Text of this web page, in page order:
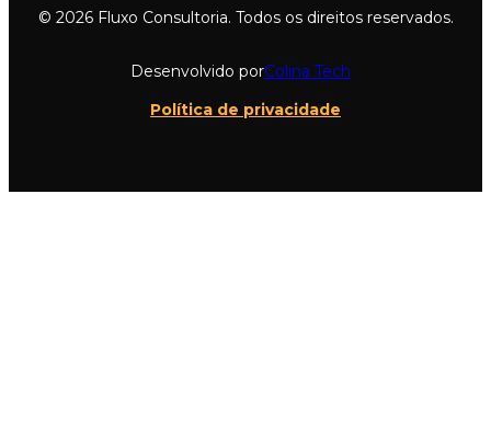
© 2026 Fluxo Consultoria. Todos os direitos reservados.
Desenvolvido porColina Tech
Política de privacidade